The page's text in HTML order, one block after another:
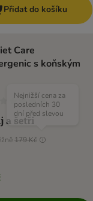
Přidat do košíku
Care
s koňským
179 Kč
Nejnižší cena za
posledních 30
dní před slevou